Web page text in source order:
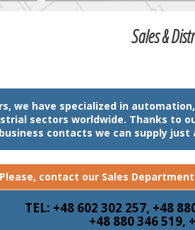
Sales &
we have specialized in
sectors worldwide. Thanks to
business contacts we can supply
Please, contact our Sales
TEL: +48 602 302 257, +48
+48 880 346 519,